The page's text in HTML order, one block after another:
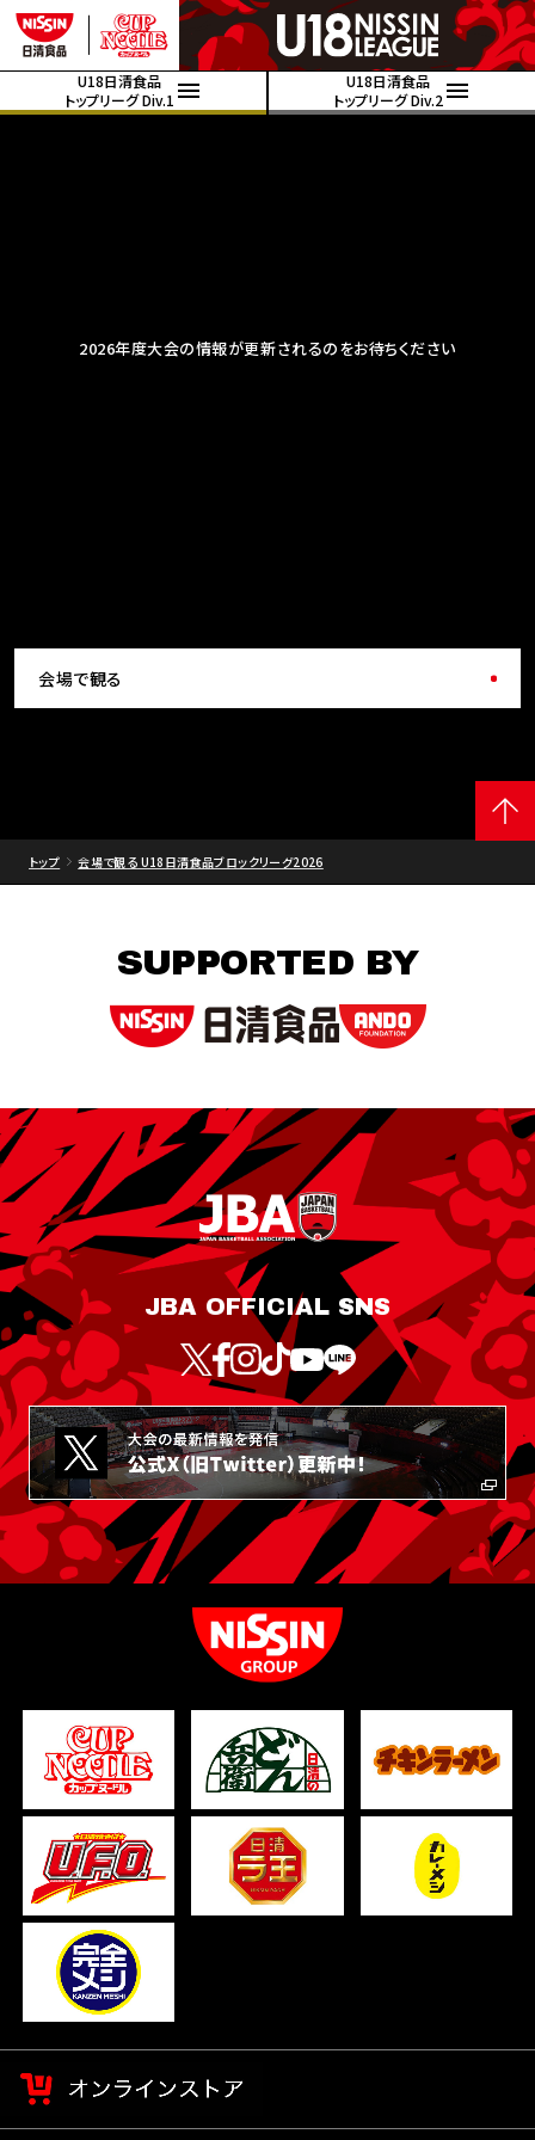
U18日清食品
トップリーグ Div.1
U18日清食品
トップリーグ Div.2
2026年度大会の情報が更新されるのをお待ちください
会場で観る
トップ 会場で観る U18日清食品ブロックリーグ2026
SUPPORTED BY
JBA OFFICIAL SNS